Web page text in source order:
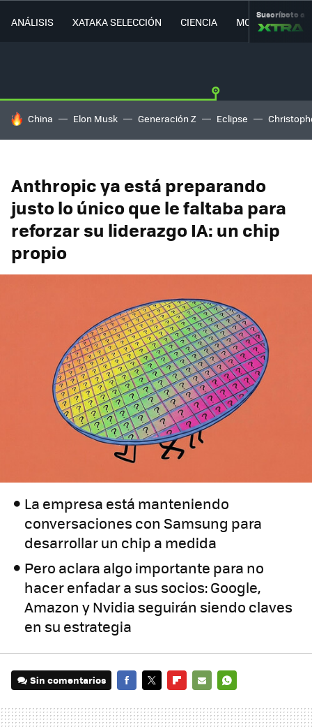
ANÁLISIS XATAKA SELECCIÓN CIENCIA MOVILIDAD
Suscríbete a
HOY SE HABLA DE
China Elon Musk Generación Z Eclipse
Anthropic ya está preparando
justo lo único que le faltaba para
reforzar su liderazgo IA: un chip
propio
La empresa está manteniendo
conversaciones con Samsung para
desarrollar un chip a medida
Pero aclara algo importante para no
hacer enfadar a sus socios: Google,
Amazon y Nvidia seguirán siendo claves
en su estrategia
Sin comentarios
MAIL